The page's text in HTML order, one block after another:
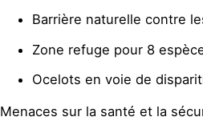
Barrière naturelle contre
Zone refuge pour 8
Ocelots en voie de
Menaces sur la santé et la